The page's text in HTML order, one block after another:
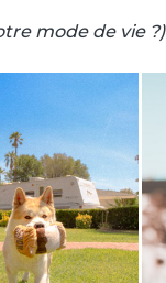
mode de vie ?)